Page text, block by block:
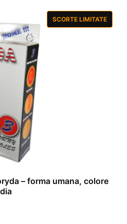
SCORTE LIMITATE
– forma umana, colore